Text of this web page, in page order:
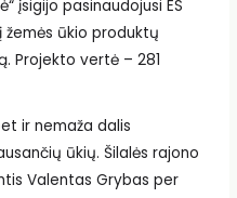
įsigijo pasinaudojusi ES
ūkio produktų
Projekto vertė – 281
ir nemaža dalis
ūkių. Šilalės rajono
Valentas Grybas per